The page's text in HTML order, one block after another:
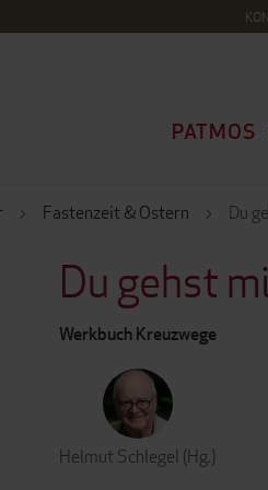
PATMOS
Fastenzeit & Ostern Du
Du gehst
Werkbuch Kreuzwege
Helmut Schlegel (Hg.)